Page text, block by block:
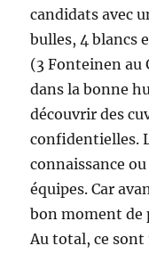
candidats avec
bulles, 4 blancs
(3 Fonteinen au
dans la bonne
découvrir des
confidentielles.
connaissance
équipes. Car
bon moment de
Au total, ce sont